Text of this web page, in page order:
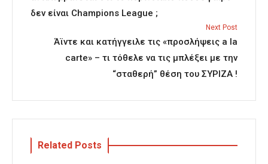
δεν είναι Champions League ;
Next Post
Άϊντε και κατήγγειλε τις «προσλήψεις a la
carte» – τι τόθελε να τις μπλέξει με την
“σταθερή” θέση του ΣΥΡΙΖΑ !
Related Posts